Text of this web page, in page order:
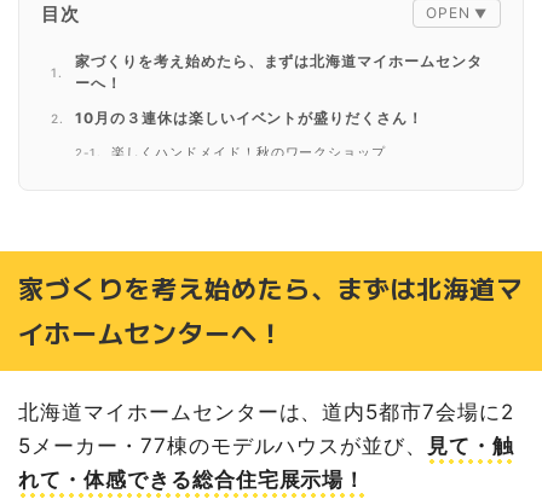
目次
家づくりを考え始めたら、まずは北海道マイホームセンタ
ーへ！
10月の３連休は楽しいイベントが盛りだくさん！
楽しくハンドメイド！秋のワークショップ
10月のプレゼントはこちら
カプセルマシンチャレンジ
北海道マイホームセンターは家づくりのヒントがたくさん
詰まっている「総合住宅展示場」
札幌・森林公園・北会場の情報
札幌会場｜札幌市豊平区豊平1条10丁目
札幌森林公園会場｜札幌市厚別区厚別東5条8丁目
家づくりを考え始めたら、まずは北海道マ
イホームセンターへ！
北海道マイホームセンターは、道内5都市7会場に2
5メーカー・77棟のモデルハウスが並び、
見て・触
れて・体感できる総合住宅展示場！